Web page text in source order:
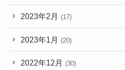
2023年2月 (17)
2023年1月 (20)
2022年12月 (30)